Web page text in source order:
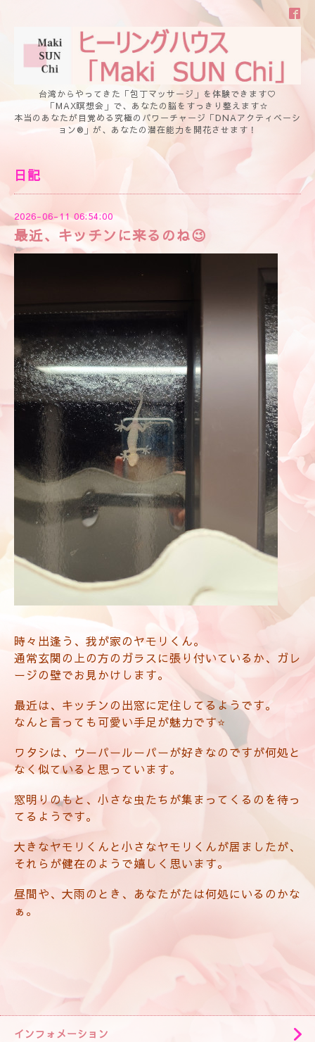
台湾からやってきた「包丁マッサージ」を体験できます♡
「MAX瞑想会」で、あなたの脳をすっきり整えます☆
本当のあなたが目覚める究極のパワーチャージ「DNAアクティベーシ
ョン®」が、あなたの潜在能力を開花させます！
日記
2026-06-11 06:54:00
最近、キッチンに来るのね😉
時々出逢う、我が家のヤモリくん。
通常玄関の上の方のガラスに張り付いているか、ガレ
ージの壁でお見かけします。
最近は、キッチンの出窓に定住してるようです。
なんと言っても可愛い手足が魅力です⭐️
ワタシは、ウーパールーパーが好きなのですが何処と
なく似ていると思っています。
窓明りのもと、小さな虫たちが集まってくるのを待っ
てるようです。
大きなヤモリくんと小さなヤモリくんが居ましたが、
それらが健在のようで嬉しく思います。
昼間や、大雨のとき、あなたがたは何処にいるのかな
ぁ。
インフォメーション